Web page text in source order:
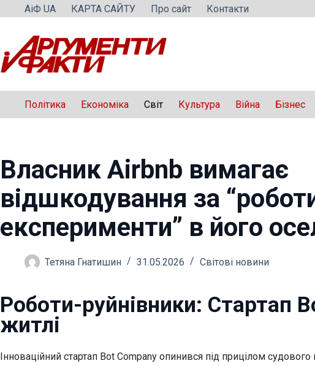
Перейти
вмісту
АіФ UA КАРТА САЙТУ Про сайт Контакти
Політика Економіка Світ Культура Війна Бізнес
Власник Airbnb вимагає
відшкодування за
експерименти” в його
Тетяна Гнатишин 31.05.2026 Світові новини
Роботи-руйнівники: Стартап
житлі
Інноваційний стартап Bot Company опинився під прицілом судового